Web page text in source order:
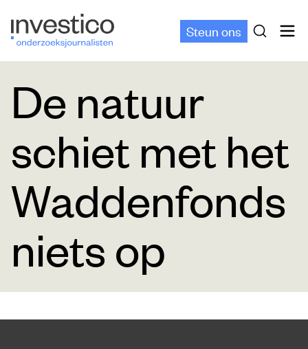
Steun ons
De natuur
schiet met het
Waddenfonds
niets op